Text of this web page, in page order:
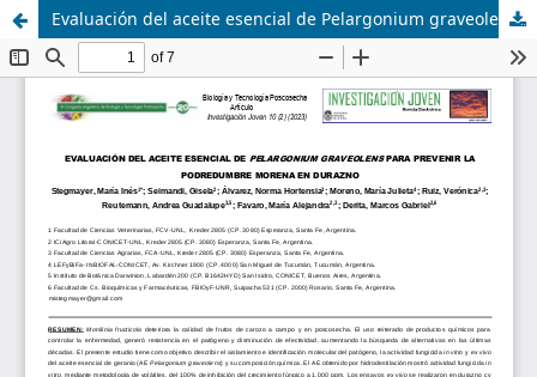
Evaluación del aceite esencial de Pelargonium graveolens para prevenir la podredumbre morena en durazno